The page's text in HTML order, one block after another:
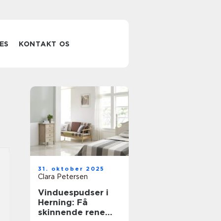
KONTAKT OS
31. oktober 2025
Clara Petersen
Vinduespudser i
Herning: Få
skinnende rene